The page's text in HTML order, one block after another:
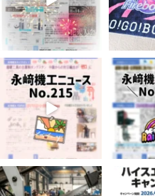
7月 3
6 0
4月 20
11 0